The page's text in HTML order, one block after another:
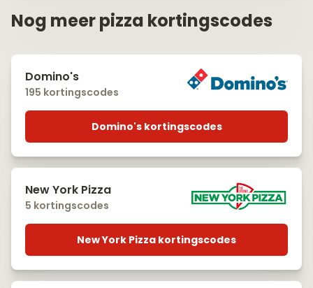
Nog meer pizza kortingscodes
Domino's
195 kortingscodes
Domino's kortingscodes
New York Pizza
5 kortingscodes
New York Pizza kortingscodes